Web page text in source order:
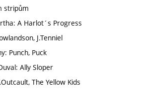
stripům
A Harlot´s Progress
J.Tenniel
Punch, Puck
Ally Sloper
The Yellow Kids